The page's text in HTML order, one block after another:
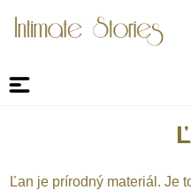
Ľan je prírodný materiál. Je